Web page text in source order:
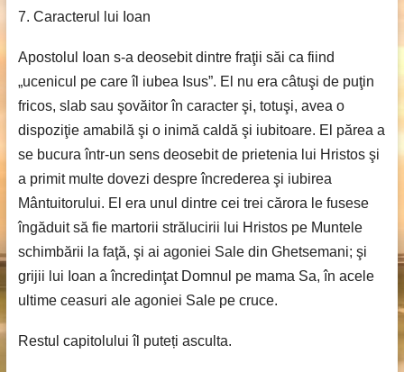
7. Caracterul lui Ioan
Apostolul Ioan s-a deosebit dintre fraţii săi ca fiind
„ucenicul pe care îl iubea Isus”. El nu era câtuşi de puţin
fricos, slab sau şovăitor în caracter şi, totuşi, avea o
dispoziţie amabilă şi o inimă caldă şi iubitoare. El părea a
se bucura într-un sens deosebit de prietenia lui Hristos şi
a primit multe dovezi despre încrederea şi iubirea
Mântuitorului. El era unul dintre cei trei cărora le fusese
îngăduit să fie martorii strălucirii lui Hristos pe Muntele
schimbării la faţă, şi ai agoniei Sale din Ghetsemani; şi
grijii lui Ioan a încredinţat Domnul pe mama Sa, în acele
ultime ceasuri ale agoniei Sale pe cruce.
Restul capitolului îl puteți asculta.